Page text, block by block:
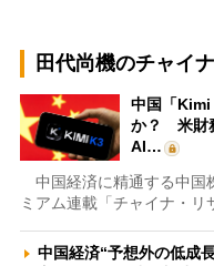
田代尚機のチャイ
中国「Kimi
か？ 米財
AI…
中国経済に精通する中国
ミアム連載「チャイナ・リ
中国経済“予想外の低成